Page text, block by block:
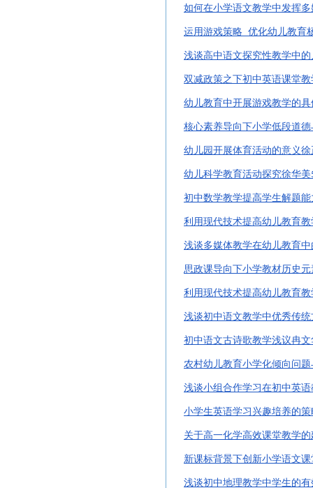
如何在小学语文教学中发挥
运用游戏策略 优化幼儿教育
浅谈高中语文探究性教学中
双减政策之下初中英语课堂
幼儿教育中开展游戏教学的
核心素养导向下小学低段道
幼儿园开展体育活动的意义徐
幼儿科学教育活动探究徐华美
初中数学教学提高学生解题
利用现代技术提高幼儿教育
浅谈多媒体教学在幼儿教育
思政课导向下小学教材历史
利用现代技术提高幼儿教育
浅谈初中语文教学中优秀传
初中语文古诗歌教学浅议冉文
农村幼儿教育小学化倾向问
浅谈小组合作学习在初中英
小学生英语学习兴趣培养的
关于高一化学高效课堂教学
新课标背景下创新小学语文
浅谈初中地理教学中学生的